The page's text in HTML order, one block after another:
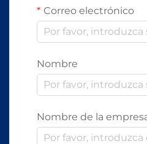
Correo electrónico
Nombre
Nombre de la